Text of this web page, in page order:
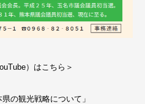
）はこちら＞
の観光戦略について」